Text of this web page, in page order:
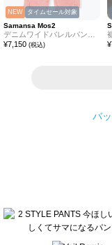
NEW タイムセール対象
Samansa Mos2
¥7,150 (税込)
¥
バ